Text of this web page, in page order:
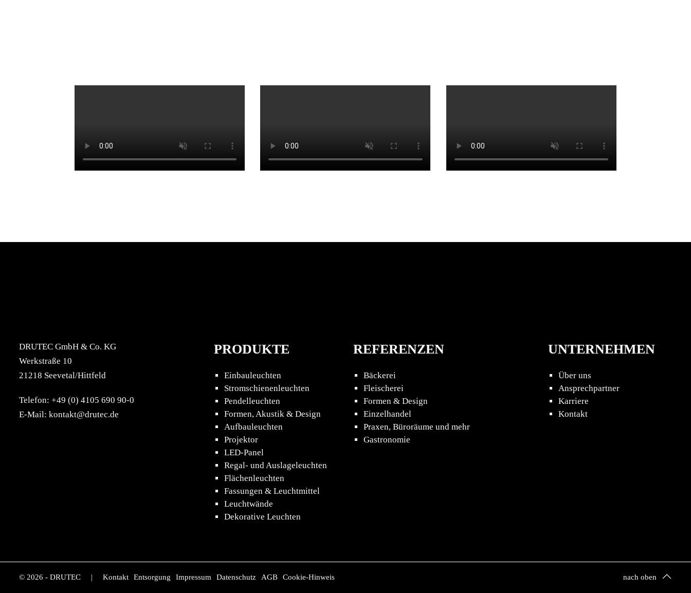
DRUTEC GmbH & Co. KG
Werkstraße 10
21218 Seevetal/Hittfeld
Telefon: +49 (0) 4105 690 90-0
E-Mail: kontakt@drutec.de
PRODUKTE
Einbauleuchten
Stromschienenleuchten
Pendelleuchten
Formen, Akustik & Design
Aufbauleuchten
Projektor
LED-Panel
Regal- und Auslageleuchten
Flächenleuchten
Fassungen & Leuchtmittel
Leuchtwände
Dekorative Leuchten
REFERENZEN
Bäckerei
Fleischerei
Formen & Design
Einzelhandel
Praxen, Büroräume und mehr
Gastronomie
UNTERNEHMEN
Über uns
Ansprechpartner
Karriere
Kontakt
© 2026 - DRUTEC | Kontakt Entsorgung Impressum Datenschutz AGB Cookie-Hinweis nach oben